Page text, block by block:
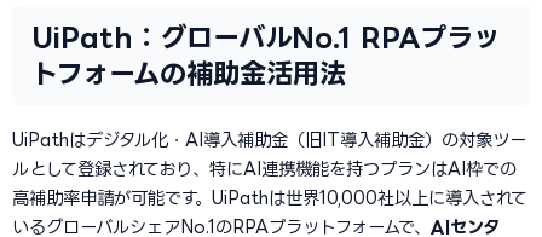
UiPath：グローバルNo.1 RPAプラッ
トフォームの補助金活用法
UiPathはデジタル化・AI導入補助金（旧IT導入補助金）の対象ツー
ルとして登録されており、特にAI連携機能を持つプランはAI枠での
高補助率申請が可能です。UiPathは世界10,000社以上に導入されて
いるグローバルシェアNo.1のRPAプラットフォームで、 AIセンタ